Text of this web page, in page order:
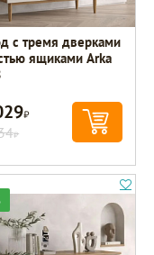
с тремя дверками
ящиками Arka
Р
Р